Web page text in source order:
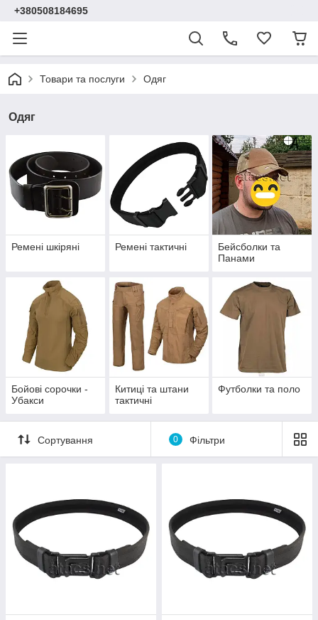
+380508184695
Товари та послуги Одяг
Одяг
Ремені шкіряні Ремені тактичні
Бейсболки та
Панами
Бойові сорочки -
Убакси
Китиці та штани
тактичні
Футболки та поло
Сортування 0 Фільтри